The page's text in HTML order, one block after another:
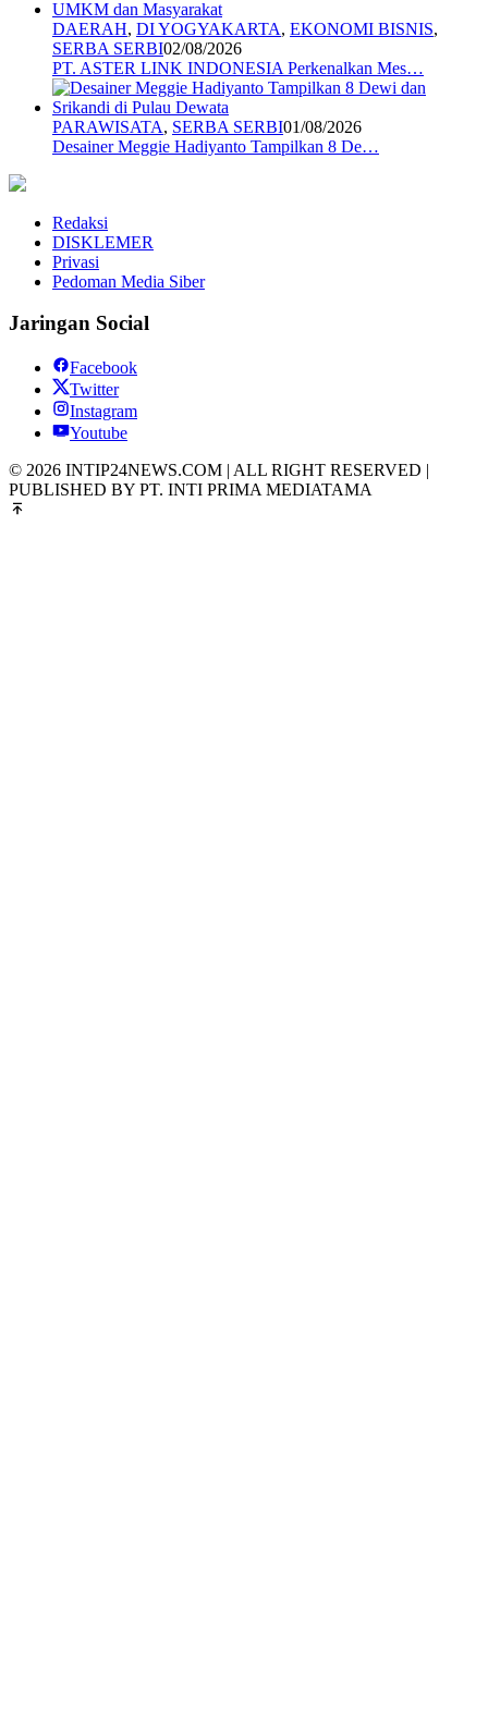
DAERAH, DI YOGYAKARTA, EKONOMI BISNIS,
SERBA SERBI02/08/2026
PT. ASTER LINK INDONESIA Perkenalkan Mes…
PARAWISATA, SERBA SERBI01/08/2026
Desainer Meggie Hadiyanto Tampilkan 8 De…
Redaksi
DISKLEMER
Privasi
Pedoman Media Siber
Jaringan Social
Facebook
Twitter
Instagram
Youtube
© 2026 INTIP24NEWS.COM | ALL RIGHT RESERVED |
PUBLISHED BY PT. INTI PRIMA MEDIATAMA